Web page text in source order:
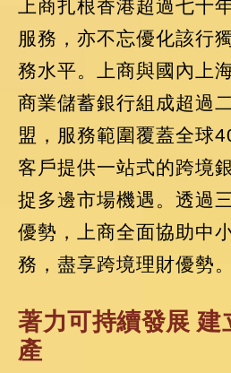
上商扎根香港超過七十
服務，亦不忘優化該行
務水平。上商與國內上
商業儲蓄銀行組成超過
盟，服務範圍覆蓋全球
客戶提供一站式的跨境
捉多邊市場機遇。透過
優勢，上商全面協助中
務，盡享跨境理財優勢。
著力可持續發展 建
產